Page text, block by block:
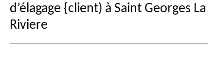
d’élagage {client) à Saint Georges La
Riviere